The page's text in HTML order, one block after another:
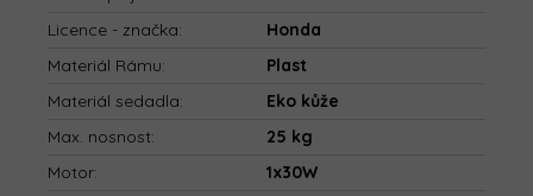
Licence - značka:
Honda
Materiál Rámu:
Plast
Materiál sedadla:
Eko kůže
Max. nosnost:
25 kg
Motor:
1x30W